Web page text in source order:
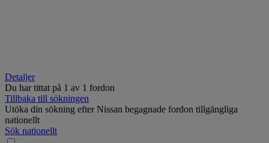
Detaljer
Du har tittat på 1 av 1 fordon
Tillbaka till sökningen
Utöka din sökning efter Nissan begagnade fordon tillgängliga
nationellt
Sök nationellt